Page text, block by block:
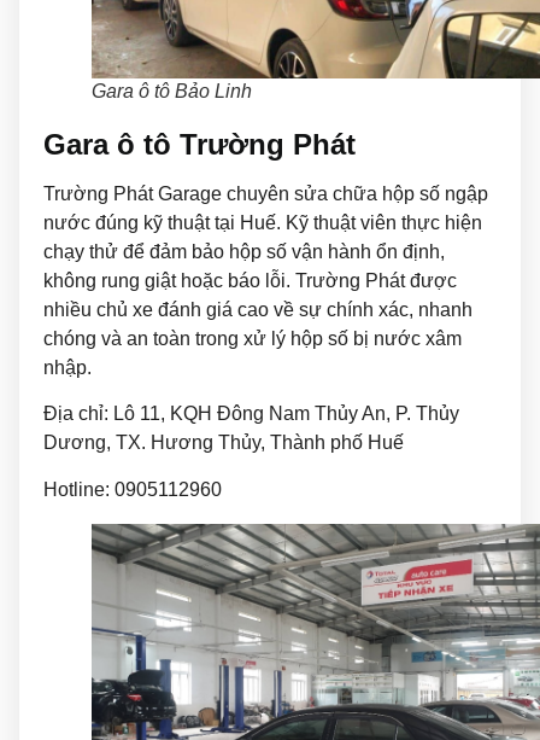
Gara ô tô Bảo Linh
Gara ô tô Trường Phát
Trường Phát Garage chuyên sửa chữa hộp số ngập
nước đúng kỹ thuật tại Huế. Kỹ thuật viên thực hiện
chạy thử để đảm bảo hộp số vận hành ổn định,
không rung giật hoặc báo lỗi. Trường Phát được
nhiều chủ xe đánh giá cao về sự chính xác, nhanh
chóng và an toàn trong xử lý hộp số bị nước xâm
nhập.
Địa chỉ: Lô 11, KQH Đông Nam Thủy An, P. Thủy
Dương, TX. Hương Thủy, Thành phố Huế
Hotline: 0905112960